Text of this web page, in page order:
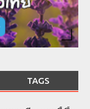
TAGS